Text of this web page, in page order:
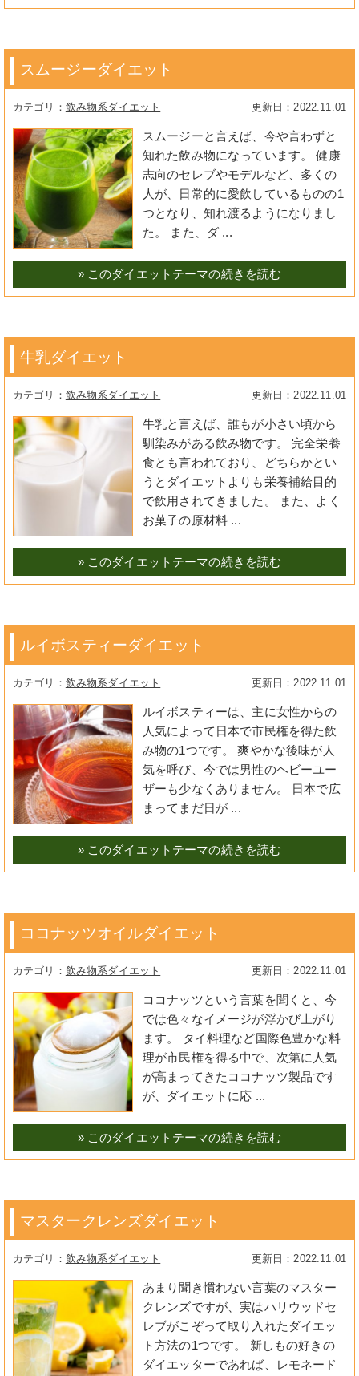
スムージーダイエット
2022.11.01
飲み物系ダイエット
スムージーと言えば、今や言わずと
知れた飲み物になっています。 健康
志向のセレブやモデルなど、多くの
人が、日常的に愛飲しているものの1
つとなり、知れ渡るようになりまし
た。 また、ダ ...
» このダイエットテーマの続きを読む
牛乳ダイエット
2022.11.01
飲み物系ダイエット
牛乳と言えば、誰もが小さい頃から
馴染みがある飲み物です。 完全栄養
食とも言われており、どちらかとい
うとダイエットよりも栄養補給目的
で飲用されてきました。 また、よく
お菓子の原材料 ...
» このダイエットテーマの続きを読む
ルイボスティーダイエット
2022.11.01
飲み物系ダイエット
ルイボスティーは、主に女性からの
人気によって日本で市民権を得た飲
み物の1つです。 爽やかな後味が人
気を呼び、今では男性のヘビーユー
ザーも少なくありません。 日本で広
まってまだ日が ...
» このダイエットテーマの続きを読む
ココナッツオイルダイエット
2022.11.01
飲み物系ダイエット
ココナッツという言葉を聞くと、今
では色々なイメージが浮かび上がり
ます。 タイ料理など国際色豊かな料
理が市民権を得る中で、次第に人気
が高まってきたココナッツ製品です
が、ダイエットに応 ...
» このダイエットテーマの続きを読む
マスタークレンズダイエット
2022.11.01
飲み物系ダイエット
あまり聞き慣れない言葉のマスター
クレンズですが、実はハリウッドセ
レブがこぞって取り入れたダイエッ
ト方法の1つです。 新しもの好きの
ダイエッターであれば、レモネード